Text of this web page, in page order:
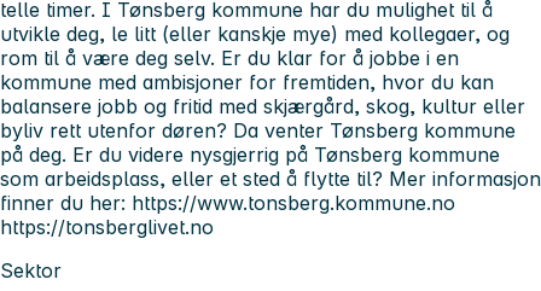
telle timer. I Tønsberg kommune har du mulighet til å
utvikle deg, le litt (eller kanskje mye) med kollegaer, og
rom til å være deg selv. Er du klar for å jobbe i en
kommune med ambisjoner for fremtiden, hvor du kan
balansere jobb og fritid med skjærgård, skog, kultur eller
byliv rett utenfor døren? Da venter Tønsberg kommune
på deg. Er du videre nysgjerrig på Tønsberg kommune
som arbeidsplass, eller et sted å flytte til? Mer informasjon
finner du her: https://www.tonsberg.kommune.no
https://tonsberglivet.no
Sektor